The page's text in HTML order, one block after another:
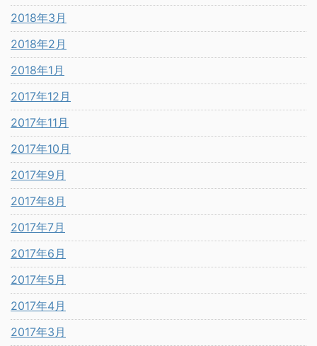
2018年3月
2018年2月
2018年1月
2017年12月
2017年11月
2017年10月
2017年9月
2017年8月
2017年7月
2017年6月
2017年5月
2017年4月
2017年3月